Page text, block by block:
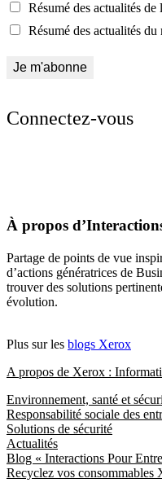
Résumé des actualités de
Résumé des actualités du
Connectez-vous
À propos
Partage de points de vue
d’actions génératrices de
trouver des solutions
évolution.
Plus sur les blogs Xerox
A propos de Xerox :
Environnement, santé et
Responsabilité sociale des
Solutions de sécurité
Actualités
Blog « Interactions Pour
Recyclez vos consommables